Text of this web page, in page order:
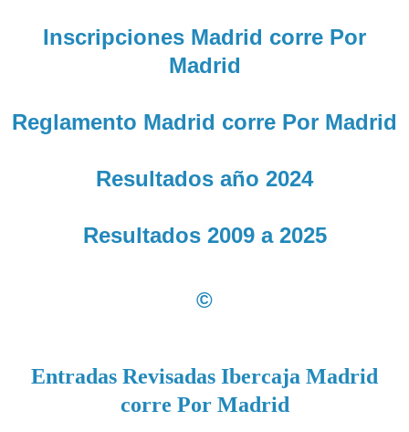
Inscripciones Madrid corre Por
Madrid
Reglamento Madrid corre Por Madrid
Resultados año 2024
Resultados 2009 a 2025
©
Entradas Revisadas Ibercaja Madrid
corre Por Madrid